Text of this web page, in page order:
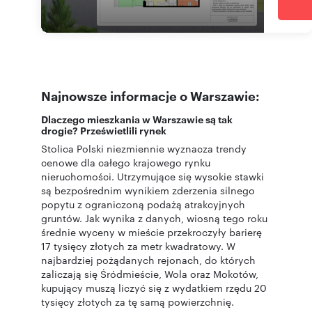
Najnowsze informacje o Warszawie:
Dlaczego mieszkania w Warszawie są tak
drogie? Prześwietlili rynek
Stolica Polski niezmiennie wyznacza trendy
cenowe dla całego krajowego rynku
nieruchomości. Utrzymujące się wysokie stawki
są bezpośrednim wynikiem zderzenia silnego
popytu z ograniczoną podażą atrakcyjnych
gruntów. Jak wynika z danych, wiosną tego roku
średnie wyceny w mieście przekroczyły barierę
17 tysięcy złotych za metr kwadratowy. W
najbardziej pożądanych rejonach, do których
zaliczają się Śródmieście, Wola oraz Mokotów,
kupujący muszą liczyć się z wydatkiem rzędu 20
tysięcy złotych za tę samą powierzchnię.